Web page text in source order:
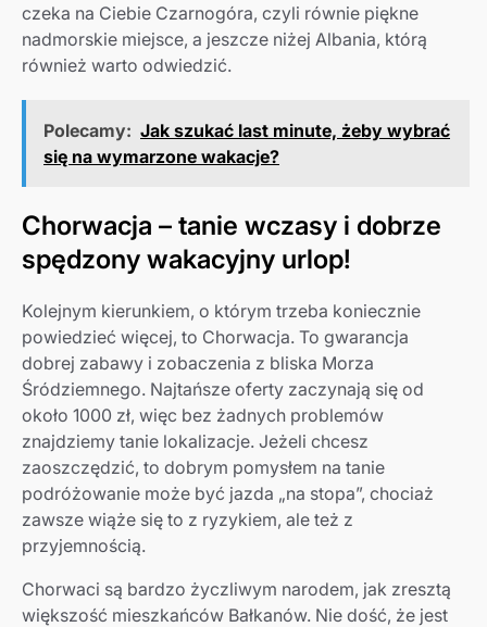
czeka na Ciebie Czarnogóra, czyli równie piękne
nadmorskie miejsce, a jeszcze niżej Albania, którą
również warto odwiedzić.
Polecamy: Jak szukać last minute, żeby wybrać
się na wymarzone wakacje?
Chorwacja – tanie wczasy i dobrze
spędzony wakacyjny urlop!
Kolejnym kierunkiem, o którym trzeba koniecznie
powiedzieć więcej, to Chorwacja. To gwarancja
dobrej zabawy i zobaczenia z bliska Morza
Śródziemnego. Najtańsze oferty zaczynają się od
około 1000 zł, więc bez żadnych problemów
znajdziemy tanie lokalizacje. Jeżeli chcesz
zaoszczędzić, to dobrym pomysłem na tanie
podróżowanie może być jazda „na stopa”, chociaż
zawsze wiąże się to z ryzykiem, ale też z
przyjemnością.
Chorwaci są bardzo życzliwym narodem, jak zresztą
większość mieszkańców Bałkanów. Nie dość, że jest